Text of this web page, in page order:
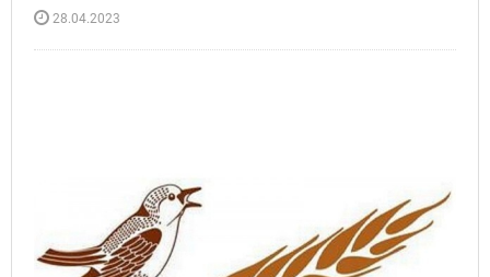
28.04.2023